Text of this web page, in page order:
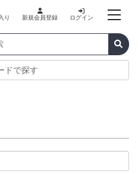
り 新規会員登録 ログイン
ドで探す